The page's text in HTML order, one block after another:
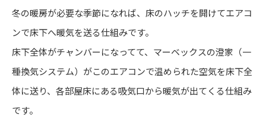
冬の暖房が必要な季節になれば、床のハッチを開けてエアコ
ンで床下へ暖気を送る仕組みです。
床下全体がチャンバーになってて、マーベックスの澄家（一
種換気システム）がこのエアコンで温められた空気を床下全
体に送り、各部屋床にある吸気口から暖気が出てくる仕組み
です。